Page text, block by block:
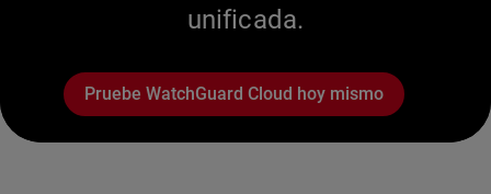
unificada.
Pruebe WatchGuard Cloud hoy mismo